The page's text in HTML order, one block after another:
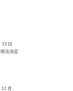
13 日
法決定
月、